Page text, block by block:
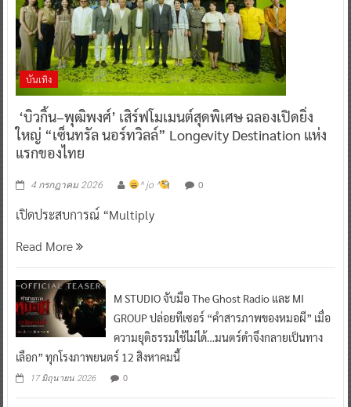
บันเทิง
‘บิวกิ้น–พุฒิพงศ์’ เสิร์ฟโมเมนต์สุดพิเศษ ฉลองเปิดยิ่ง
ใหญ่ “เซ็นทรัล นอร์ทวิลล์” Longevity Destination แห่ง
แรกของไทย
4 กรกฎาคม 2026 ^ jo ^ 0
เปิดประสบการณ์ “Multiply
Read More
M STUDIO จับมือ The Ghost Radio และ MI
GROUP ปล่อยทีเซอร์ “คำสารภาพของหมอผี” เมื่อ
ความยุติธรรมใช้ไม่ได้…มนตร์ดำจึงกลายเป็นทาง
เลือก” ทุกโรงภาพยนตร์ 12 สิงหาคมนี้
17 มิถุนายน 2026 0